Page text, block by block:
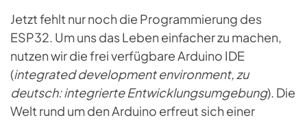
Jetzt fehlt nur noch die Programmierung des
ESP32. Um uns das Leben einfacher zu machen,
nutzen wir die frei verfügbare Arduino IDE
(integrated development environment, zu
deutsch: integrierte Entwicklungsumgebung). Die
Welt rund um den Arduino erfreut sich einer